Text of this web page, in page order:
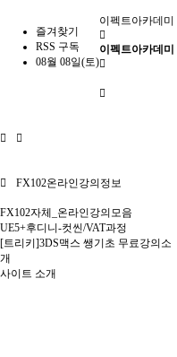
즐겨찾기
RSS 구독
08월 08일(토)
이펙트아카데미
이펙트아카데미
FX102온라인강의정보
FX102자체_온라인강의모음
UE5+후디니-컷씬/VAT과정
[트리키]3DS맥스 쌩기초 무료강의소
개
사이트 소개